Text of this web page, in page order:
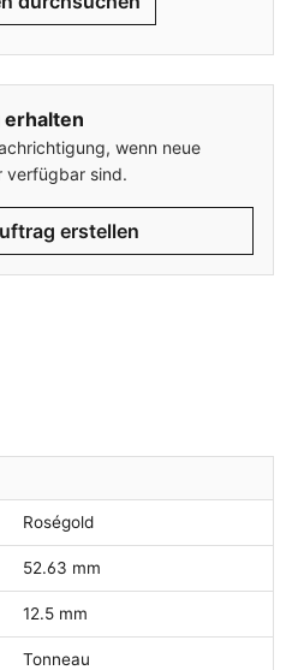
erhalten
wenn neue
verfügbar sind.
erstellen
Roségold
52.63 mm
12.5 mm
Tonneau